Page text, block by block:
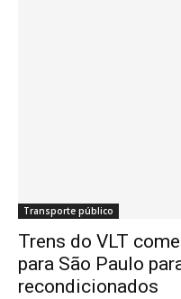
Transporte público
Trens do VLT
para São Paulo
recondicionados